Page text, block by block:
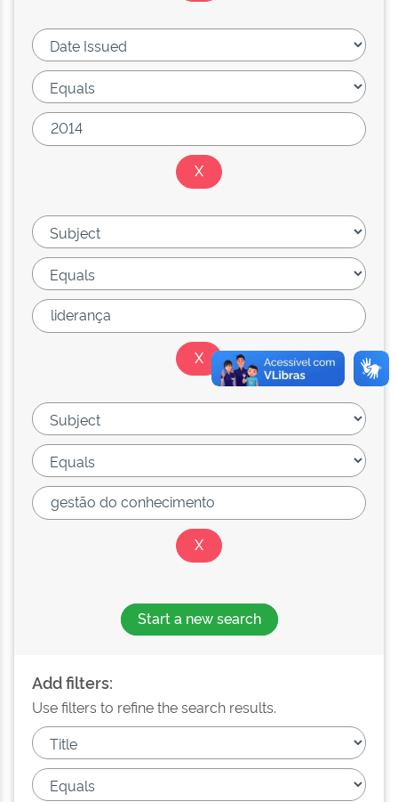
Start a new search
Add filters:
Use filters to refine the search results.